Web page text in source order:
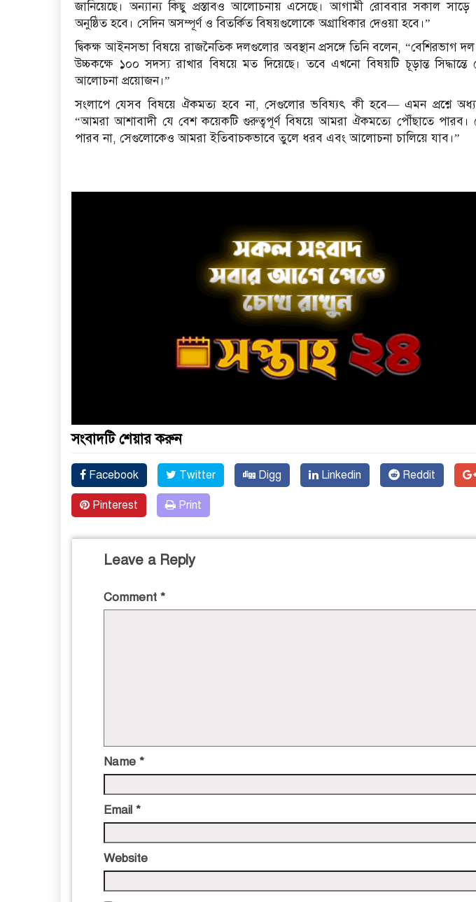
জানিয়েছে। অন্যান্য কিছু প্রস্তাবও আলোচনায় এসেছে। আগামী রোববার সকাল
অনুষ্ঠিত হবে। সেদিন অসম্পূর্ণ ও বিতর্কিত বিষয়গুলোকে অগ্রাধিকার দেওয়া হবে।”
দ্বিকক্ষ আইনসভা বিষয়ে রাজনৈতিক দলগুলোর অবস্থান প্রসঙ্গে তিনি বলেন, “বেশিরভাগ দল
উচ্চকক্ষে ১০০ সদস্য রাখার বিষয়ে মত দিয়েছে। তবে এখনো বিষয়টি চূড়ান্ত
আলোচনা প্রয়োজন।”
সংলাপে যেসব বিষয়ে ঐকমত্য হবে না, সেগুলোর ভবিষ্যৎ কী হবে— এমন প্রশ্নে
“আমরা আশাবাদী যে বেশ কয়েকটি গুরুত্বপূর্ণ বিষয়ে আমরা ঐকমত্যে পৌঁছাতে
পারব না, সেগুলোকেও আমরা ইতিবাচকভাবে তুলে ধরব এবং আলোচনা চালিয়ে যাব।”
সংবাদটি শেয়ার করুন
Facebook Twitter Digg Linkedin Reddit
Pinterest Print
Leave a Reply
Comment *
Name *
Email *
Website